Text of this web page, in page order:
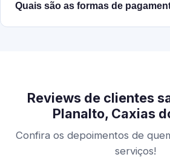
Quais são as formas de
Reviews de clientes
Planalto, Caxias
Confira os depoimentos de
serviços!